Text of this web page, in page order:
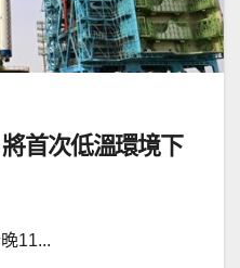
首次低溫環境下
11...